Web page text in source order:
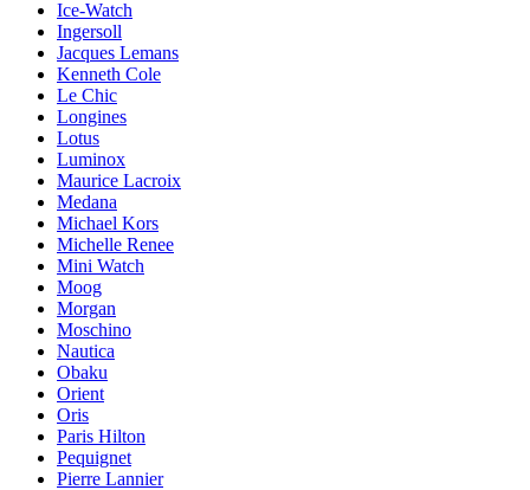
Ice-Watch
Ingersoll
Jacques Lemans
Kenneth Cole
Le Chic
Longines
Lotus
Luminox
Maurice Lacroix
Medana
Michael Kors
Michelle Renee
Mini Watch
Moog
Morgan
Moschino
Nautica
Obaku
Orient
Oris
Paris Hilton
Pequignet
Pierre Lannier